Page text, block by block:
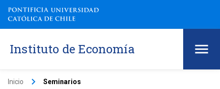
Instituto de Economía
Inicio keyboard_arrow_right Seminarios